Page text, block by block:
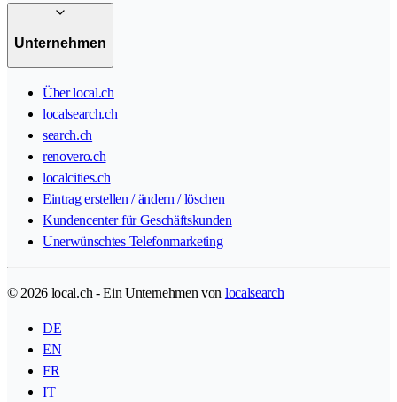
Unternehmen
Über local.ch
localsearch.ch
search.ch
renovero.ch
localcities.ch
Eintrag erstellen / ändern / löschen
Kundencenter für Geschäftskunden
Unerwünschtes Telefonmarketing
© 2026 local.ch - Ein Unternehmen von localsearch
DE
EN
FR
IT